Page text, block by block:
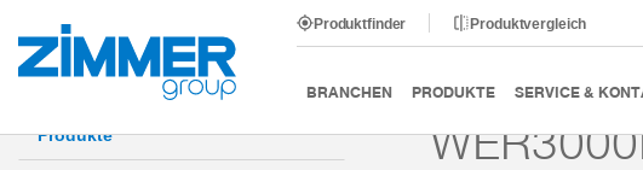
Produktfinder Produktvergleich
BRANCHEN PRODUKTE SERVICE &
Start Produkte Komponenten Robotertechnik
Produkte